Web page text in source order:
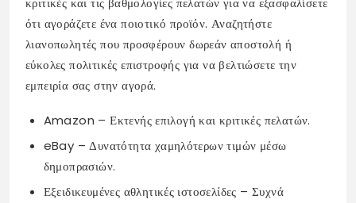
ότι αγοράζετε ένα ποιοτικό προϊόν. Αναζητήστε
λιανοπωλητές που προσφέρουν δωρεάν αποστολή ή
εύκολες πολιτικές επιστροφής για να βελτιώσετε την
εμπειρία σας στην αγορά.
Amazon – Εκτενής επιλογή και κριτικές πελατών.
eBay – Δυνατότητα χαμηλότερων τιμών μέσω
δημοπρασιών.
Εξειδικευμένες αθλητικές ιστοσελίδες – Συχνά